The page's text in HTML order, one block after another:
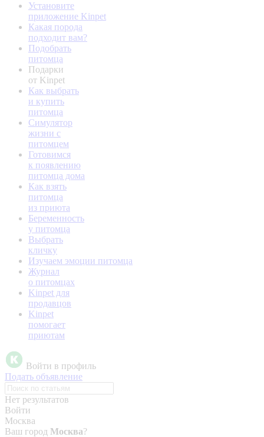
Установите
приложение Kinpet
Какая порода
подходит вам?
Подобрать
питомца
Подарки
от Kinpet
Как выбрать
и купить
питомца
Симулятор
жизни с
питомцем
Готовимся
к появлению
питомца дома
Как взять
питомца
из приюта
Беременность
у питомца
Выбрать
кличку
Изучаем эмоции питомца
Журнал
о питомцах
Kinpet для
продавцов
Kinpet
помогает
приютам
Войти в профиль
Подать объявление
Нет результатов
Войти
Москва
Ваш город Москва?